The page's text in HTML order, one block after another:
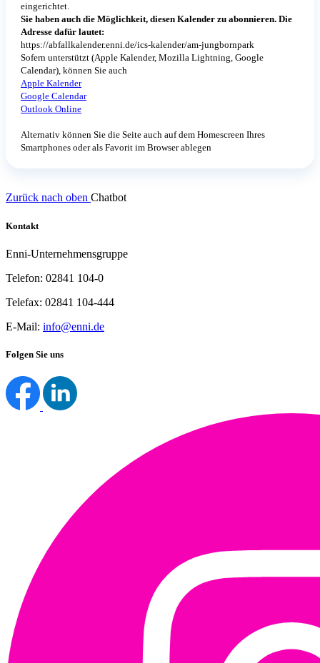
eingerichtet.
Sie haben auch die Möglichkeit, diesen Kalender zu abonnieren. Die
Adresse dafür lautet:
https://abfallkalender.enni.de/ics-kalender/am-jungbornpark
Sofern unterstützt (Apple Kalender, Mozilla Lightning, Google
Calendar), können Sie auch
Apple Kalender
Google Calendar
Outlook Online
Alternativ können Sie die Seite auch auf dem Homescreen Ihres
Smartphones oder als Favorit im Browser ablegen
Zurück nach oben Chatbot
Kontakt
Enni-Unternehmensgruppe
Telefon: 02841 104-0
Telefax: 02841 104-444
E-Mail: info@enni.de
Folgen Sie uns